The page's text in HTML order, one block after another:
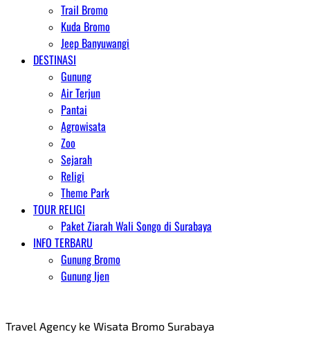
Trail Bromo
Kuda Bromo
Jeep Banyuwangi
DESTINASI
Gunung
Air Terjun
Pantai
Agrowisata
Zoo
Sejarah
Religi
Theme Park
TOUR RELIGI
Paket Ziarah Wali Songo di Surabaya
INFO TERBARU
Gunung Bromo
Gunung Ijen
Travel Agency ke Wisata Bromo Surabaya